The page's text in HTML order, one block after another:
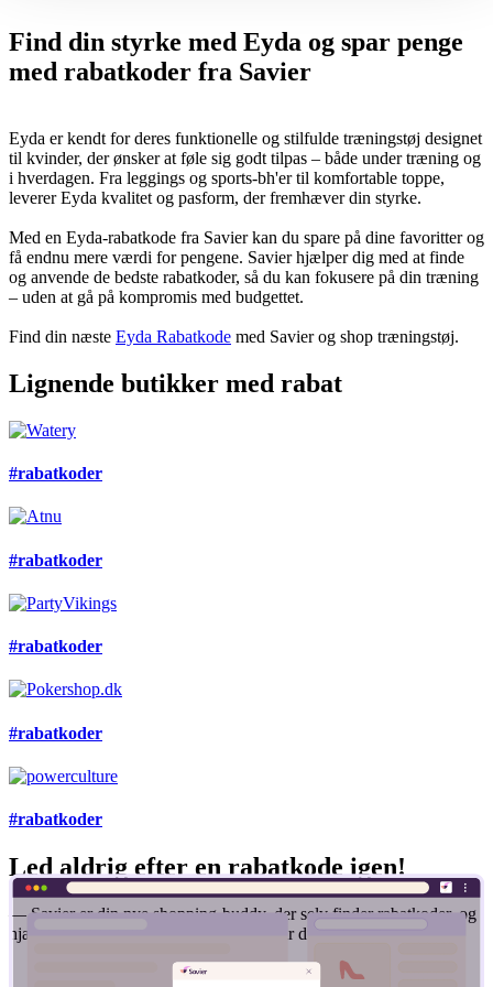
Find din styrke med Eyda og spar penge
med rabatkoder fra Savier
Eyda er kendt for deres funktionelle og stilfulde træningstøj designet
til kvinder, der ønsker at føle sig godt tilpas – både under træning og
i hverdagen. Fra leggings og sports-bh'er til komfortable toppe,
leverer Eyda kvalitet og pasform, der fremhæver din styrke.
Med en Eyda-rabatkode fra Savier kan du spare på dine favoritter og
få endnu mere værdi for pengene. Savier hjælper dig med at finde
og anvende de bedste rabatkoder, så du kan fokusere på din træning
– uden at gå på kompromis med budgettet.
Find din næste Eyda Rabatkode med Savier og shop træningstøj.
Lignende butikker med rabat
#rabatkoder
#rabatkoder
#rabatkoder
#rabatkoder
#rabatkoder
Led aldrig efter en rabatkode igen!
— Savier er din nye shopping-buddy, der selv finder rabatkoder, og
hjælper dig med at få den bedste pris, når du handler online.